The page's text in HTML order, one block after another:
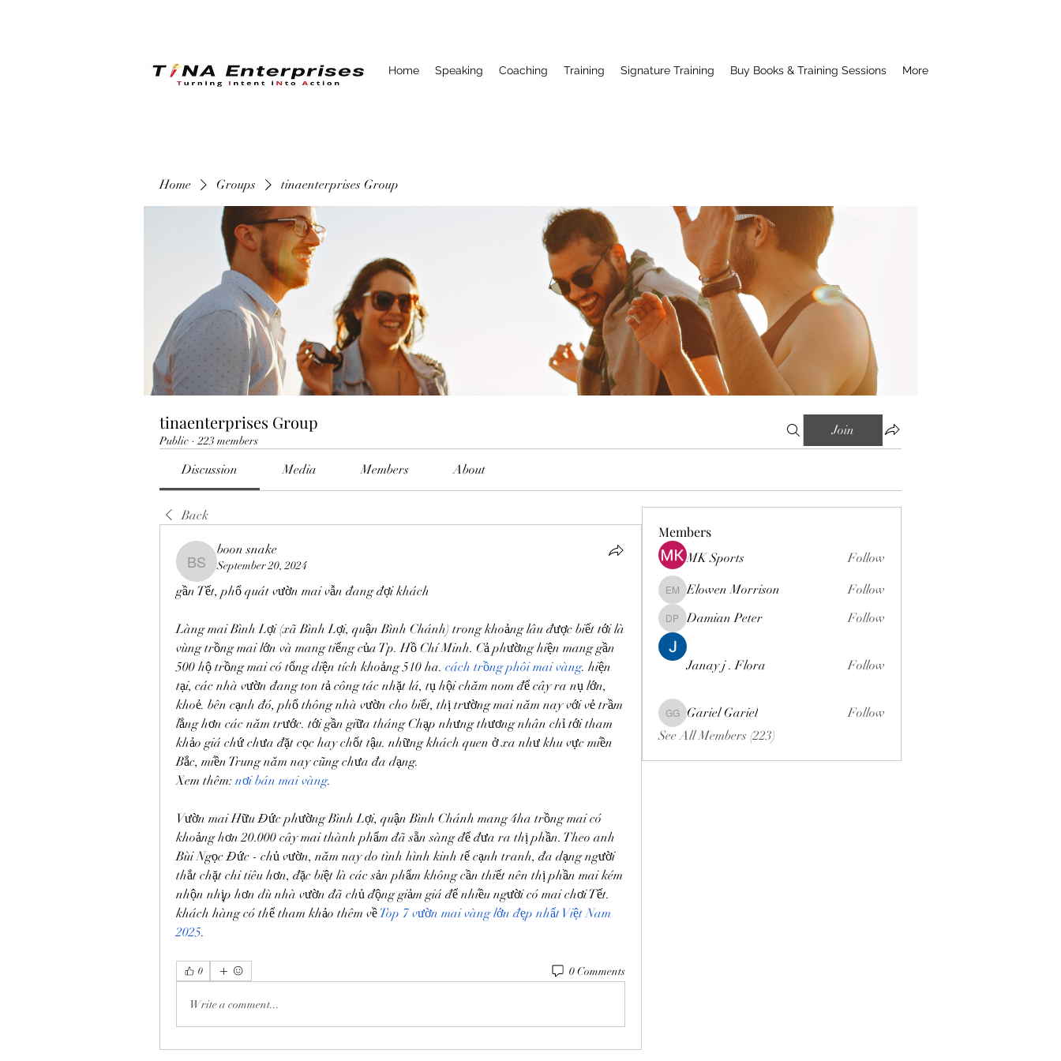
Home Speaking Coaching Training Signature Training Buy Books & Training Sessions More
Home Groups tinaenterprises Group
tinaenterprises Group
Public · 223 members
Join
Discussion Media Members About
Back
boon snake
boon snake
September 20, 2024
gần Tết, phổ quát vườn mai vẫn đang đợi khách
Làng mai Bình Lợi (xã Bình Lợi, quận Bình Chánh) trong khoảng lâu được biết tới là
vùng trồng mai lớn và mang tiếng của Tp. Hồ Chí Minh. Cả phường hiện mang gần
500 hộ trồng mai có tổng diện tích khoảng 510 ha. cách trồng phôi mai vàng. hiện
tại, các nhà vườn đang ton tả công tác nhặt lá, tụ hội chăm nom để cây ra nụ lớn,
khoẻ. bên cạnh đó, phổ thông nhà vườn cho biết, thị trường mai năm nay với vẻ trầm
lắng hơn các năm trước. tới gần giữa tháng Chạp nhưng thương nhân chỉ tới tham
khảo giá chứ chưa đặt cọc hay chốt tậu. những khách quen ở xa như khu vực miền
Bắc, miền Trung năm nay cũng chưa đa dạng.
Xem thêm: nơi bán mai vàng.
Vườn mai Hữu Đức phường Bình Lợi, quận Bình Chánh mang 4ha trồng mai có
khoảng hơn 20.000 cây mai thành phẩm đã sẵn sàng để đưa ra thị phần. Theo anh
Bùi Ngọc Đức - chủ vườn, năm nay do tình hình kinh tế cạnh tranh, đa dạng người
thắt chặt chi tiêu hơn, đặc biệt là các sản phẩm không cần thiết nên thị phần mai kém
nhộn nhịp hơn dù nhà vườn đã chủ động giảm giá để nhiều người có mai chơi Tết.
khách hàng có thể tham khảo thêm về Top 7 vườn mai vàng lớn đẹp nhất Việt Nam
2025.
0 0 Comments
Write a comment...
Members
MK Sports Follow
Elowen Morrison
Elowen Morrison Follow
Damian Peter
Damian Peter Follow
Janay j . Flora Follow
Gariel Gariel
Gariel Gariel
Follow
See All Members (223)